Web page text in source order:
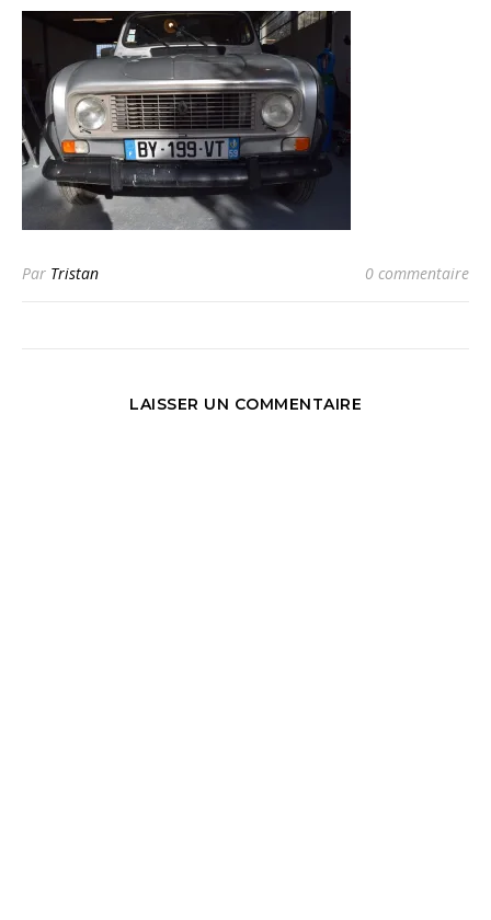
Par Tristan 0 commentaire
LAISSER UN COMMENTAIRE